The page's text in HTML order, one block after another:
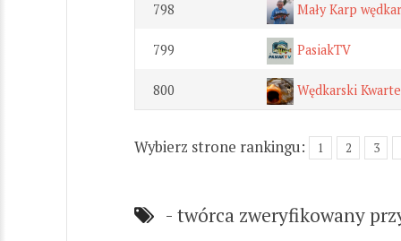
798 Mały Karp
799 PasiakTV
800 Wędkarski
Wybierz strone rankingu: 1 2 3
- twórca zweryfikowany